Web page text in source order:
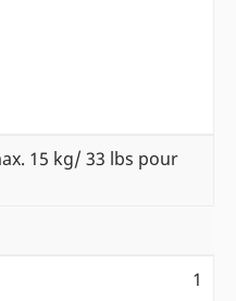
15 kg/ 33 lbs pour
1